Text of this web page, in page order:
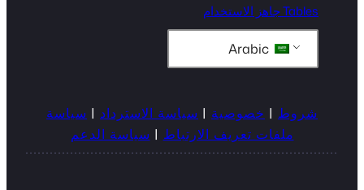
Tables جاهز الاستخدام
Arabic
شروط | خصوصية | سياسة الاسترداد | سياسة
ملفات تعريف الارتباط | سياسة الدعم